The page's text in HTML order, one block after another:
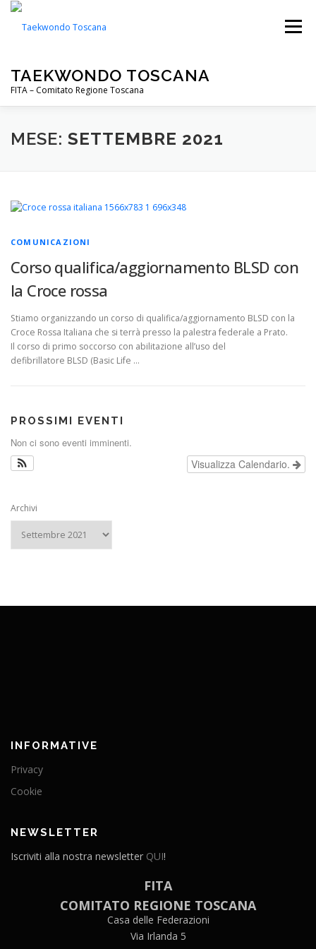
Passa
contenuto
TAEKWONDO TOSCANA
FITA – Comitato Regione Toscana
Menu
FITA PALESTRE NOTIZIE EVENTI
MESE: SETTEMBRE 2021
COMUNICAZIONI
Corso qualifica/aggiornamento BLSD con
la Croce rossa
Stiamo organizzando un corso di qualifica/aggiornamento BLSD con la
Croce Rossa Italiana che si terrà presso la palestra federale a Prato.
Il corso di primo soccorso con abilitazione all’uso del
defibrillatore BLSD (Basic Life …
PROSSIMI EVENTI
Non ci sono eventi imminenti.
Visualizza Calendario.
Archivi
INFORMATIVE
Privacy
Cookie
NEWSLETTER
Iscriviti alla nostra newsletter QUI!
FITA
COMITATO REGIONE TOSCANA
Casa delle Federazioni
Via Irlanda 5